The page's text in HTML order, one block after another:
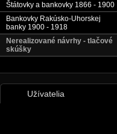
Štátovky a bankovky 1866 - 1900
Bankovky Rakúsko-Uhorskej
banky 1900 - 1918
Nerealizované návrhy - tlačové
skúšky
Užívatelia